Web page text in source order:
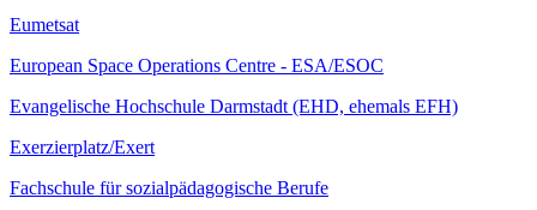
Eumetsat
European Space Operations Centre - ESA/ESOC
Evangelische Hochschule Darmstadt (EHD, ehemals EFH)
Exerzierplatz/Exert
Fachschule für sozialpädagogische Berufe